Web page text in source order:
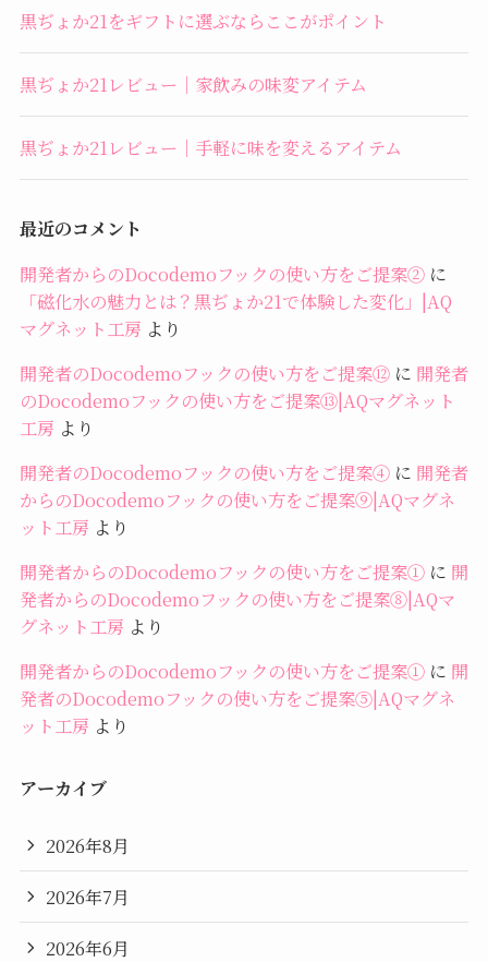
黒ぢょか21をギフトに選ぶならここがポイント
黒ぢょか21レビュー｜家飲みの味変アイテム
黒ぢょか21レビュー｜手軽に味を変えるアイテム
最近のコメント
開発者からのDocodemoフックの使い方をご提案②に
「磁化水の魅力とは？黒ぢょか21で体験した変化」|AQ
マグネット工房 より
開発者のDocodemoフックの使い方をご提案⑫に 開発者
のDocodemoフックの使い方をご提案⑬|AQマグネット
工房 より
開発者のDocodemoフックの使い方をご提案④に 開発者
からのDocodemoフックの使い方をご提案⑨|AQマグネ
ット工房 より
開発者からのDocodemoフックの使い方をご提案①に 開
発者からのDocodemoフックの使い方をご提案⑧|AQマ
グネット工房 より
開発者からのDocodemoフックの使い方をご提案①に 開
発者のDocodemoフックの使い方をご提案⑤|AQマグネ
ット工房 より
アーカイブ
2026年8月
2026年7月
2026年6月